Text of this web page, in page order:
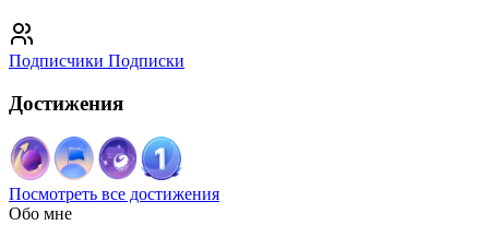
Подписчики Подписки
Достижения
Посмотреть все достижения
Обо мне